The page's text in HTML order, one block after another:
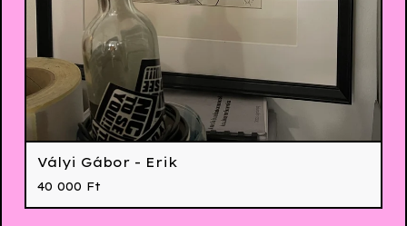
Vályi Gábor - Erik
40 000 Ft